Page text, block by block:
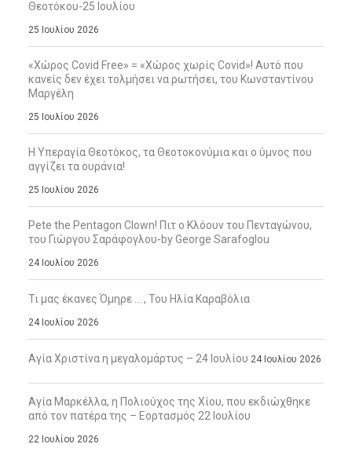
Θεοτόκου-25 Ιουλίου
25 Ιουλίου 2026
«Χώρος Covid Free» = «Χώρος χωρίς Covid»! Αυτό που
κανείς δεν έχει τολμήσει να ρωτήσει, του Κωνσταντίνου
Μαργέλη
25 Ιουλίου 2026
Η Υπεραγία Θεοτόκος, τα Θεοτοκονύμια και ο ύμνος που
αγγίζει τα ουράνια!
25 Ιουλίου 2026
Pete the Pentagon Clown! Πιτ ο Κλόουν του Πενταγώνου,
του Γιώργου Σαράφογλου-by George Sarafoglou
24 Ιουλίου 2026
Τι μας έκανες Όμηρε … , Του Ηλία Καραβόλια
24 Ιουλίου 2026
Αγία Χριστίνα η μεγαλομάρτυς – 24 Ιουλίου 24 Ιουλίου 2026
Αγία Μαρκέλλα, η Πολιούχος της Χίου, που εκδιώχθηκε
από τον πατέρα της – Εορτασμός 22 Ιουλίου
22 Ιουλίου 2026